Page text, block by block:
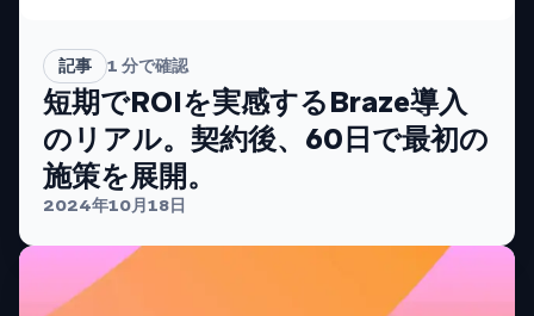
記事 1 分で確認
短期でROIを実感するBraze導入
のリアル。契約後、60日で最初の
施策を展開。
2024年10月18日